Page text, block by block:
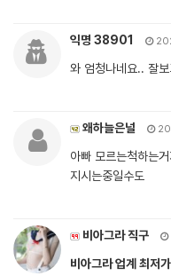
익명 38901
와 엄청나네요.. 잘
왜하늘은널
아빠 모르는척하는
지시는중일수도
비아그라 직구
비아그라 업계 최저